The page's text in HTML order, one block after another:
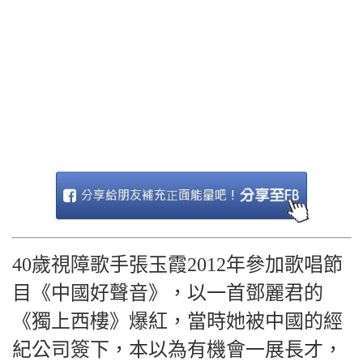
40歲視障歌手張玉霞2012年參加歌唱節
目《中國好聲音》，以一首鄧麗君的
《獨上西樓》爆紅，當時她被中國的經
紀公司簽下，本以為有機會一展長才，